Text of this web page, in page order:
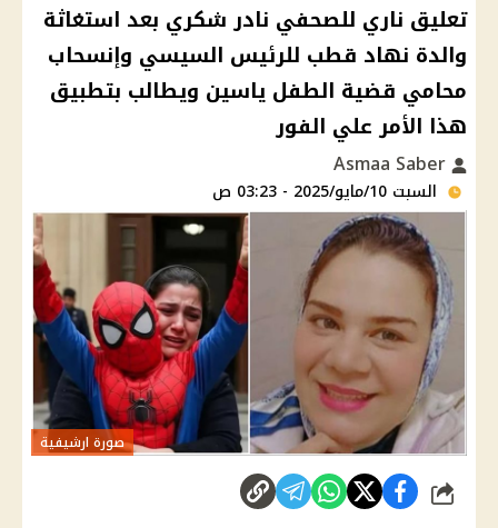
تعليق ناري للصحفي نادر شكري بعد استغاثة
والدة نهاد قطب للرئيس السيسي وإنسحاب
محامي قضية الطفل ياسين ويطالب بتطبيق
هذا الأمر علي الفور
السبت 10/مايو/2025 - 03:23 ص
صورة ارشيفية
شارك